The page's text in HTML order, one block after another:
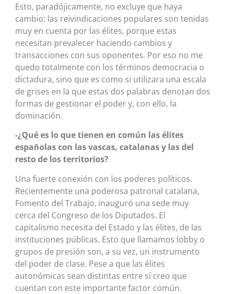
Esto, paradójicamente, no excluye que haya
cambio: las reivindicaciones populares son tenidas
muy en cuenta por las élites, porque estas
necesitan prevalecer haciendo cambios y
transacciones con sus oponentes. Por eso no me
quedo totalmente con los términos democracia o
dictadura, sino que es como si utilizara una escala
de grises en la que estas dos palabras denotan dos
formas de gestionar el poder y, con ello, la
dominación.
-¿Qué es lo que tienen en común las élites
españolas con las vascas, catalanas y las del
resto de los territorios?
Una fuerte conexión con los poderes políticos.
Recientemente una poderosa patronal catalana,
Fomento del Trabajo, inauguró una sede muy
cerca del Congreso de los Diputados. El
capitalismo necesita del Estado y las élites, de las
instituciones públicas. Esto que llamamos lobby o
grupos de presión son, a su vez, un instrumento
del poder de clase. Pese a que las élites
autonómicas sean distintas entre sí creo que
cuentan con este importante factor común.